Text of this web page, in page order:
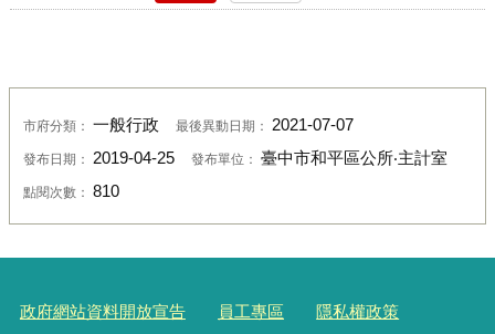
市府分類： 一般行政 最後異動日期： 2021-07-07
發布日期： 2019-04-25 發布單位： 臺中市和平區公所‧主計室
點閱次數： 810
政府網站資料開放宣告 員工專區 隱私權政策